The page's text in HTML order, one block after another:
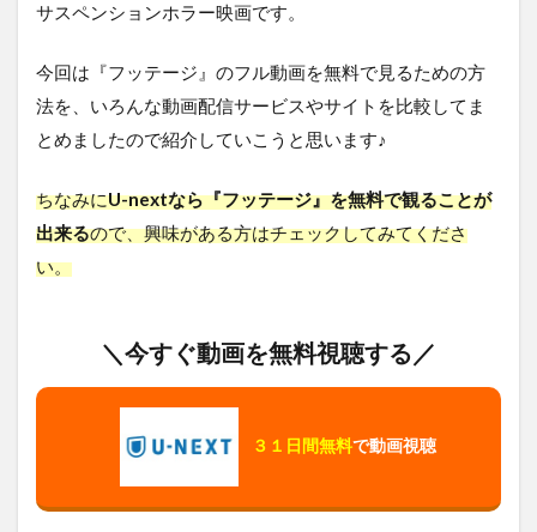
サスペンションホラー映画です。
今回は『フッテージ』のフル動画を無料で見るための方
法を、いろんな動画配信サービスやサイトを比較してま
とめましたので紹介していこうと思います♪
ちなみにU-nextなら『フッテージ』を無料で観ることが
出来るので、興味がある方はチェックしてみてくださ
い。
＼今すぐ動画を無料視聴する／
３１日間無料で動画視聴